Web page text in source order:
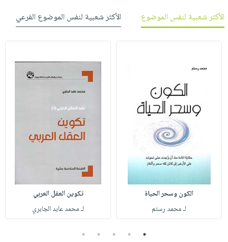
الأكثر شعبية لنفس الموضوع
الأكثر شعبية لنفس الموضوع الفرعي
الكون وسحر الحياة
لـ محمد رستم
تكوين العقل العربي
لـ محمد عابد الجابري
1
2
3
4
5